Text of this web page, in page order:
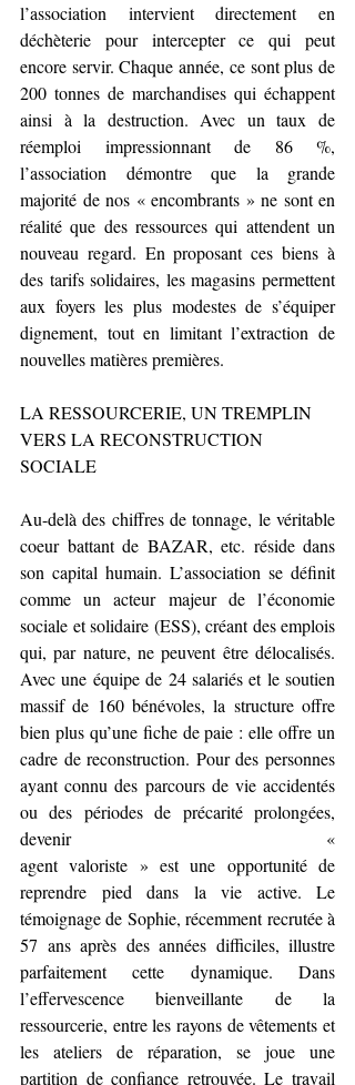
l’association intervient directement en
déchèterie pour intercepter ce qui peut
encore servir. Chaque année, ce sont plus de
200 tonnes de marchandises qui échappent
ainsi à la destruction. Avec un taux de
réemploi impressionnant de 86 %,
l’association démontre que la grande
majorité de nos « encombrants » ne sont en
réalité que des ressources qui attendent un
nouveau regard. En proposant ces biens à
des tarifs solidaires, les magasins permettent
aux foyers les plus modestes de s’équiper
dignement, tout en limitant l’extraction de
nouvelles matières premières.
LA RESSOURCERIE, UN TREMPLIN
VERS LA RECONSTRUCTION
SOCIALE
Au-delà des chiffres de tonnage, le véritable
coeur battant de BAZAR, etc. réside dans
son capital humain. L’association se définit
comme un acteur majeur de l’économie
sociale et solidaire (ESS), créant des emplois
qui, par nature, ne peuvent être délocalisés.
Avec une équipe de 24 salariés et le soutien
massif de 160 bénévoles, la structure offre
bien plus qu’une fiche de paie : elle offre un
cadre de reconstruction. Pour des personnes
ayant connu des parcours de vie accidentés
ou des périodes de précarité prolongées,
devenir                                                     «
agent valoriste » est une opportunité de
reprendre pied dans la vie active. Le
témoignage de Sophie, récemment recrutée à
57 ans après des années difficiles, illustre
parfaitement cette dynamique. Dans
l’effervescence bienveillante de la
ressourcerie, entre les rayons de vêtements et
les ateliers de réparation, se joue une
partition de confiance retrouvée. Le travail